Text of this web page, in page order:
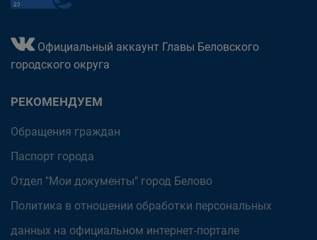
Официальный аккаунт Главы Беловского
городского округа
РЕКОМЕНДУЕМ
Обращения граждан
Паспорт города
Отдел "Мои документы" город Белово
Политика в отношении обработки персональных
данных на официальном интернет-портале